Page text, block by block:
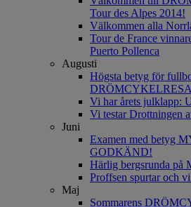
Tour des Alpes 2014!
Välkommen alla
Tour de France
Puerto Pollenca
Augusti
Högsta betyg för
Vi har årets julklapp:
Vi testar Drottningen
Juni
Examen med betyg
GODKÄND!
Härlig bergsrunda på
Proffsen spurtar och
Maj
Sommarens